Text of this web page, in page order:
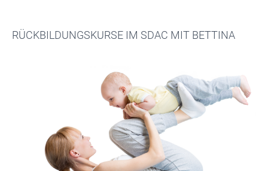
RÜCKBILDUNGSKURSE IM SDAC MIT BETTINA